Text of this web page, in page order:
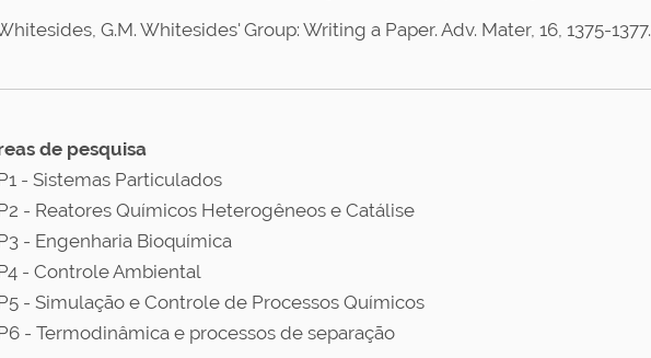
G.M. Whitesides' Group: Writing a Paper. Adv. Mater, 16, 1375-1377.
de pesquisa
- Sistemas Particulados
- Reatores Químicos Heterogêneos e Catálise
- Engenharia Bioquímica
- Controle Ambiental
- Simulação e Controle de Processos Químicos
- Termodinâmica e processos de separação